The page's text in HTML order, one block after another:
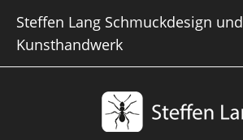
content
Steffen Lang Schmuckdesign und
Kunsthandwerk